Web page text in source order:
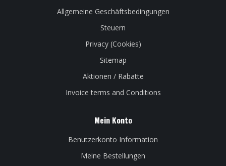
Allgemeine Geschäftsbedingungen
Steuern
Privacy (Cookies)
Sitemap
Aktionen / Rabatte
Invoice terms and Conditions
Mein Konto
Benutzerkonto Information
Meine Bestellungen